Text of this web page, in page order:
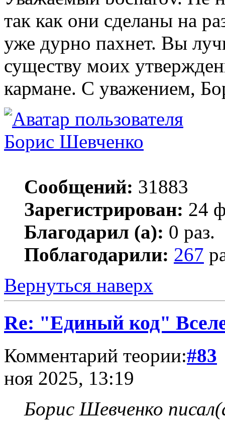
так как они сделаны на
уже дурно пахнет. Вы
существу моих
кармане. С уважением,
Борис Шевченко
Сообщений: 31883
Зарегистрирован: 24
Благодарил (а): 0 раз.
Поблагодарили: 267
Вернуться наверх
Re: "Единый код"
Комментарий теории:#83
ноя 2025, 13:19
Борис Шевченко